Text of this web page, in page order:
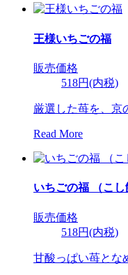
王様いちごの福
販売価格
518円(内税)
厳選した苺を、京
Read More
いちごの福 （こし
販売価格
518円(内税)
甘酸っぱい苺とな